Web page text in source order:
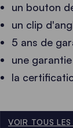
un bouton
un clip
5 ans de
une
la
VOIR TOUS